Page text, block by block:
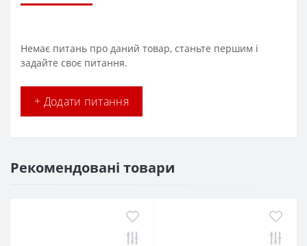
Немає питань про даний товар, станьте першим і
задайте своє питання.
+ Додати питання
Рекомендовані товари